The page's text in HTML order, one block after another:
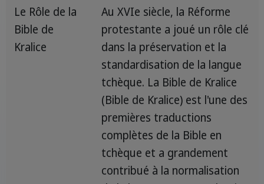
Le Rôle de la
Bible de
Kralice
Au XVIe siècle, la Réforme
protestante a joué un rôle clé
dans la préservation et la
standardisation de la langue
tchèque. La Bible de Kralice
(Bible de Kralice) est l'une des
premières traductions
complètes de la Bible en
tchèque et a grandement
contribué à la normalisation